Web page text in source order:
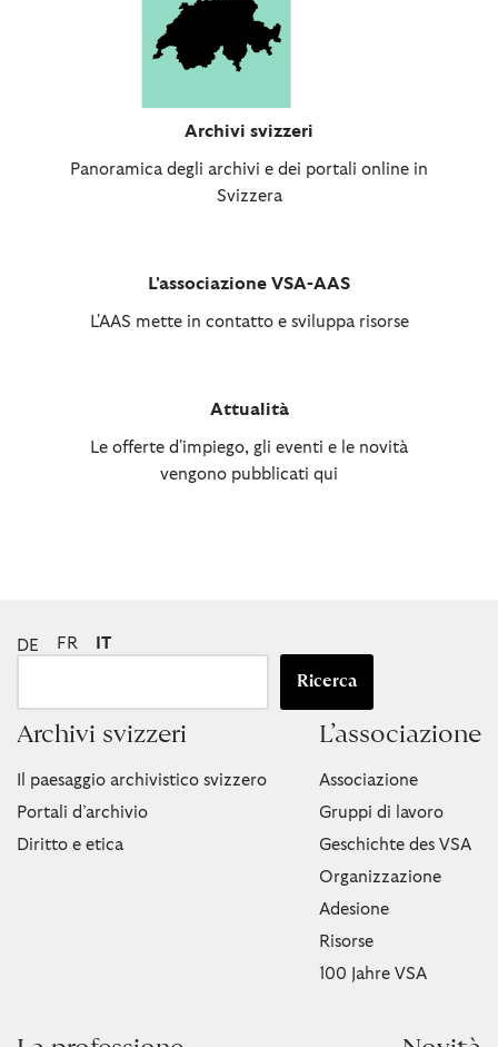
Archivi svizzeri
Panoramica degli archivi e dei portali online in
Svizzera
L'associazione VSA-AAS
L'AAS mette in contatto e sviluppa risorse
Attualità
Le offerte d'impiego, gli eventi e le novità
vengono pubblicati qui
DE FR IT
Ricerca
Archivi svizzeri
Il paesaggio archivistico svizzero
Portali d’archivio
Diritto e etica
L’associazione
Associazione
Gruppi di lavoro
Geschichte des VSA
Organizzazione
Adesione
Risorse
100 Jahre VSA